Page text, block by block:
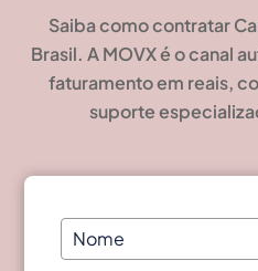
Saiba como contratar
Brasil. A MOVX é o canal
faturamento em reais,
suporte